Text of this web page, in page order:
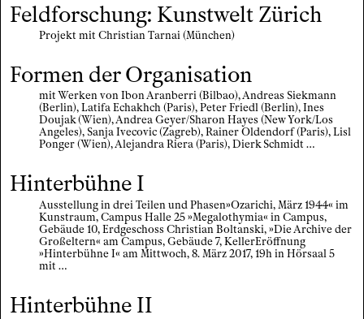
Feldforschung: Kunstwelt Zürich
Projekt mit Christian Tarnai (München)
Formen der Organisation
mit Werken von Ibon Aranberri (Bilbao), Andreas Siekmann
(Berlin), Latifa Echakhch (Paris), Peter Friedl (Berlin), Ines
Doujak (Wien), Andrea Geyer/Sharon Hayes (New York/Los
Angeles), Sanja Ivecovic (Zagreb), Rainer Oldendorf (Paris), Lisl
Ponger (Wien), Alejandra Riera (Paris), Dierk Schmidt …
Hinterbühne I
Ausstellung in drei Teilen und Phasen»Ozarichi, März 1944« im
Kunstraum, Campus Halle 25 »Megalothymia« in Campus,
Gebäude 10, Erdgeschoss Christian Boltanski, »Die Archive der
Großeltern« am Campus, Gebäude 7, KellerEröffnung
»Hinterbühne I« am Mittwoch, 8. März 2017, 19h in Hörsaal 5
mit …
Hinterbühne II